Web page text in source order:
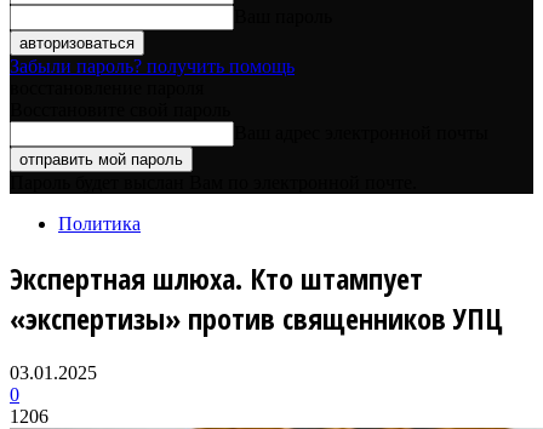
Забыли пароль? получить помощь
Политика
Экспертная шлюха. Кто штампует
«экспертизы» против священников УПЦ
03.01.2025
0
1206